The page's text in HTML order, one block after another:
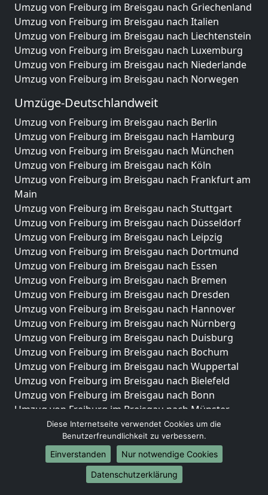
Umzug von Freiburg im Breisgau nach Griechenland
Umzug von Freiburg im Breisgau nach Italien
Umzug von Freiburg im Breisgau nach Liechtenstein
Umzug von Freiburg im Breisgau nach Luxemburg
Umzug von Freiburg im Breisgau nach Niederlande
Umzug von Freiburg im Breisgau nach Norwegen
Umzüge-Deutschlandweit
Umzug von Freiburg im Breisgau nach Berlin
Umzug von Freiburg im Breisgau nach Hamburg
Umzug von Freiburg im Breisgau nach München
Umzug von Freiburg im Breisgau nach Köln
Umzug von Freiburg im Breisgau nach Frankfurt am
Main
Umzug von Freiburg im Breisgau nach Stuttgart
Umzug von Freiburg im Breisgau nach Düsseldorf
Umzug von Freiburg im Breisgau nach Leipzig
Umzug von Freiburg im Breisgau nach Dortmund
Umzug von Freiburg im Breisgau nach Essen
Umzug von Freiburg im Breisgau nach Bremen
Umzug von Freiburg im Breisgau nach Dresden
Umzug von Freiburg im Breisgau nach Hannover
Umzug von Freiburg im Breisgau nach Nürnberg
Umzug von Freiburg im Breisgau nach Duisburg
Umzug von Freiburg im Breisgau nach Bochum
Umzug von Freiburg im Breisgau nach Wuppertal
Umzug von Freiburg im Breisgau nach Bielefeld
Umzug von Freiburg im Breisgau nach Bonn
Umzug von Freiburg im Breisgau nach Münster
Internationale-Umzüge
Umzug von Freiburg im Breisgau nach Brasilien
Umzug von Freiburg im Breisgau nach Brunei
Diese Internetseite verwendet Cookies um die
Benutzerfreundlichkeit zu verbessern.
Einverstanden
Nur notwendige Cookies
Datenschutzerklärung